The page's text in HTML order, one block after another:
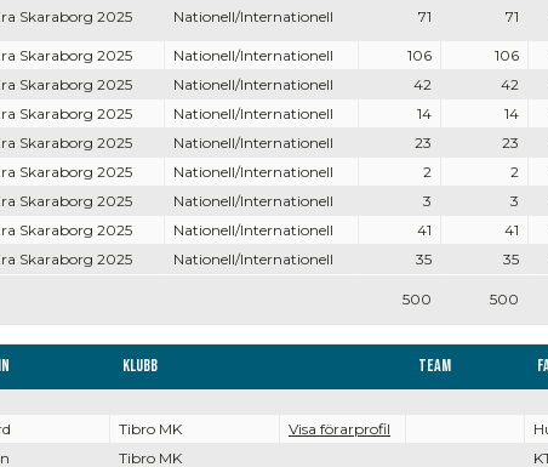
500 500
Skaraborg 2025 Nationell/Internationell 71 71
Skaraborg 2025 Nationell/Internationell 106 106
Skaraborg 2025 Nationell/Internationell 42 42
Skaraborg 2025 Nationell/Internationell 14 14
Skaraborg 2025 Nationell/Internationell 23 23
Skaraborg 2025 Nationell/Internationell 2 2
Skaraborg 2025 Nationell/Internationell 3 3
Skaraborg 2025 Nationell/Internationell 41 41
Skaraborg 2025 Nationell/Internationell 35 35
Klubb Team
Tibro MK Visa förarprofil
Tibro MK